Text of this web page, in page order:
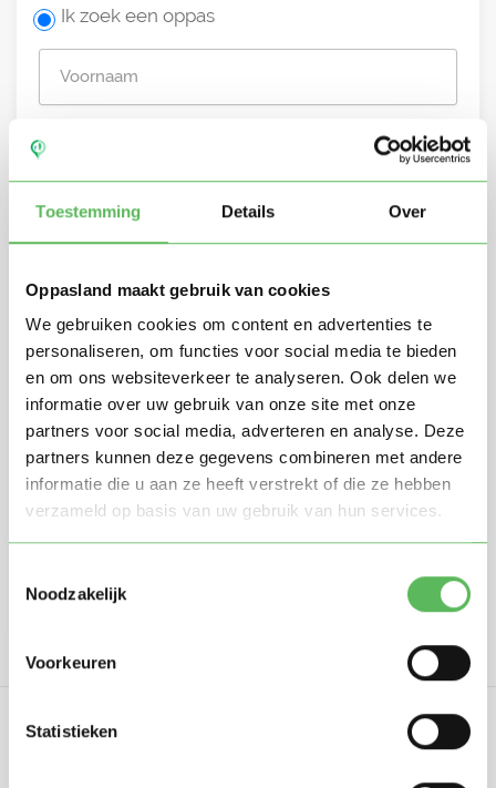
Toestemming Details Over
Oppasland maakt gebruik van cookies
We gebruiken cookies om content en advertenties te
personaliseren, om functies voor social media te bieden
en om ons websiteverkeer te analyseren. Ook delen we
informatie over uw gebruik van onze site met onze
partners voor social media, adverteren en analyse. Deze
partners kunnen deze gegevens combineren met andere
informatie die u aan ze heeft verstrekt of die ze hebben
verzameld op basis van uw gebruik van hun services.
Noodzakelijk
Voorkeuren
Statistieken
Ik zoek een oppas
Stuur mij nieuwe profielen in mijn omgeving per
e-mail
Door te registreren ga je akkoord met deAlgemene
voorwaarden
van Oppasland.